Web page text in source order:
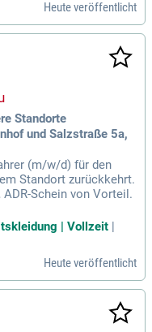
Heute veröffentlicht
Standorte
und Salzstraße 5a,
(m/w/d) für den
Standort zurückkehrt.
Schein von Vorteil.
| Vollzeit |
Heute veröffentlicht